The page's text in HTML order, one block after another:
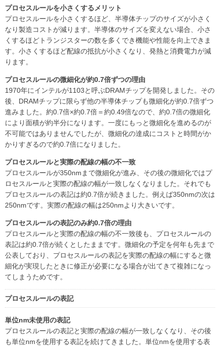
プロセスルールを小さくするメリット
プロセスルールを小さくするほど、半導体チップのサイズが小さく
なり製造コストが減ります。半導体のサイズを変えない場合、小さ
くするほどトランジスターの数を多くでき機能や性能を向上できま
す。小さくするほど配線の抵抗が小さくなり、発熱と消費電力が減
ります。
プロセスルールの微細化が約0.7倍ずつの理由
1970年にインテルが1103と呼ぶDRAMチップを開発しました。その
後、DRAMチップに限らず他の半導体チップも微細化が約0.7倍ずつ
進みました。約0.7倍×約0.7倍＝約0.49倍なので、約0.7倍の微細化
により面積が約半分になります。一度にもっと微細化を進めるのが
不可能ではありませんでしたが、微細化の達成にコストと時間がか
かりすぎるので約0.7倍になりました。
プロセスルールと実際の配線の幅の不一致
プロセスルールが350nmまで微細化が進み、その後の微細化ではプ
ロセスルールと実際の配線の幅が一致しなくなりました。それでも
プロセスルールの表記は約0.7倍が続きました。例えば350nmの次は
250nmです。実際の配線の幅は250nmより大きいです。
プロセスルールの表記のみ約0.7倍の理由
プロセスルールと実際の配線の幅の不一致後も、プロセスルールの
表記は約0.7倍が続くとしたままです。微細化の予定を何年も先まで
公表しており、プロセスルールの表記を実際の配線の幅にすると微
細化が実現したときに修正が必要になる場合が出てきて複雑になっ
てしまうためです。
プロセスルールの表記
単位nm未使用の表記
プロセスルールの表記と実際の配線の幅が一致しなくなり、その後
も単位nmを使用する表記を続けてきました。単位nmを使用する表